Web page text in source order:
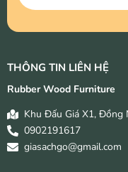
THÔNG TIN LIÊN HỆ
Rubber Wood Furniture
Khu Đấu Giá X1, Đồng
0902191617
giasachgo@gmail.com